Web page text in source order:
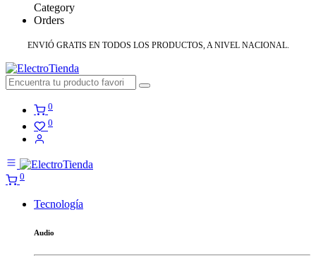
Category
Orders
ENVIÓ GRATIS EN TODOS LOS PRODUCTOS, A NIVEL NACIONAL.
0
0
0
Tecnología
Audio